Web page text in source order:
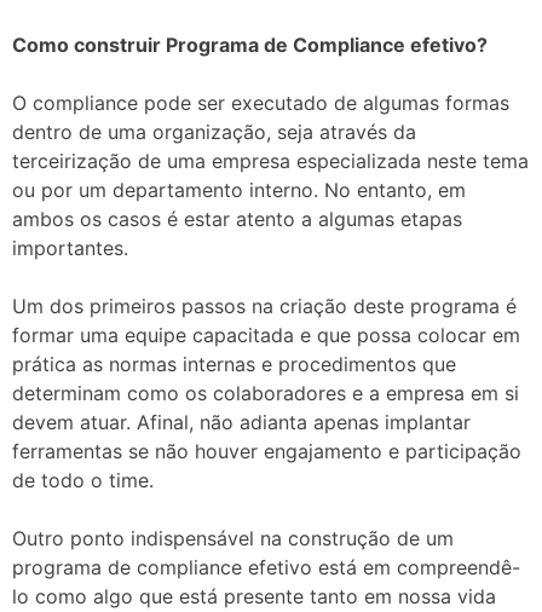
Como construir Programa de Compliance efetivo?
O compliance pode ser executado de algumas formas
dentro de uma organização, seja através da
terceirização de uma empresa especializada neste tema
ou por um departamento interno. No entanto, em
ambos os casos é estar atento a algumas etapas
importantes.
Um dos primeiros passos na criação deste programa é
formar uma equipe capacitada e que possa colocar em
prática as normas internas e procedimentos que
determinam como os colaboradores e a empresa em si
devem atuar. Afinal, não adianta apenas implantar
ferramentas se não houver engajamento e participação
de todo o time.
Outro ponto indispensável na construção de um
programa de compliance efetivo está em compreendê-
lo como algo que está presente tanto em nossa vida